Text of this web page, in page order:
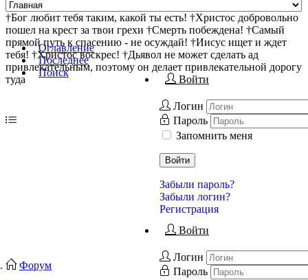
†Бог любит тебя таким, какой ты есть! †Христос добровольно
пошел на крест за твои грехи †Смерть побеждена! †Самый
прямой путь к спасению - не осуждай! †Иисус ищет и ждет
тебя! †Христос воскрес! †Дьявол не может сделать ад
привлекательным, поэтому он делает привлекательной дорогу
туда
Оглавление
Последнее
Поиск
Войти
Логин
Пароль
Запомнить меня
Войти
Забыли пароль?
Забыли логин?
Регистрация
Войти
Логин
Пароль
Форум